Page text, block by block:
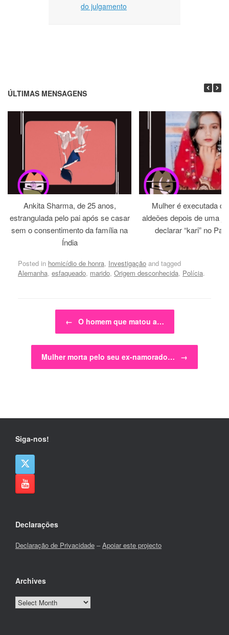
do julgamento
ÚLTIMAS MENSAGENS
Ankita Sharma, de 25 anos,
estrangulada pelo pai após se casar
sem o consentimento da família na
Índia
Mulher é executada
aldeões depois de uma
declarar “kari” no
Posted in homicídio de honra, Investigação and tagged
Alemanha, esfaqueado, marido, Origem desconhecida, Polícia.
Post navigation
← O homem que matou a…
Mulher morta pelo seu ex-namorado… →
Siga-nos!
Declarações
Declaração de Privacidade –Apoiar este projecto
Archives
Archives